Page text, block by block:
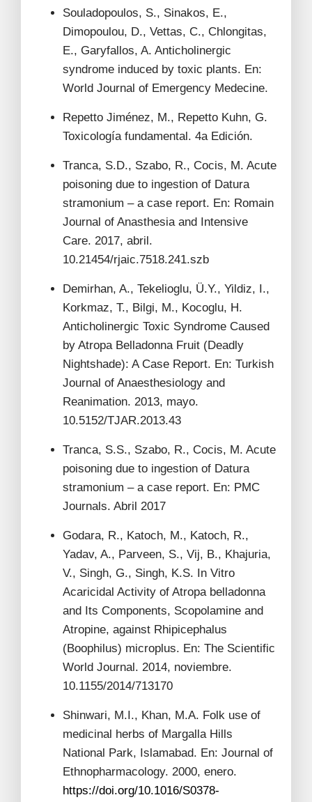
Souladopoulos, S., Sinakos, E.,
Dimopoulou, D., Vettas, C., Chlongitas,
E., Garyfallos, A. Anticholinergic
syndrome induced by toxic plants. En:
World Journal of Emergency Medecine.
Repetto Jiménez, M., Repetto Kuhn, G.
Toxicología fundamental. 4a Edición.
Tranca, S.D., Szabo, R., Cocis, M. Acute
poisoning due to ingestion of Datura
stramonium – a case report. En: Romain
Journal of Anasthesia and Intensive
Care. 2017, abril.
10.21454/rjaic.7518.241.szb
Demirhan, A., Tekelioglu, Ü.Y., Yildiz, I.,
Korkmaz, T., Bilgi, M., Kocoglu, H.
Anticholinergic Toxic Syndrome Caused
by Atropa Belladonna Fruit (Deadly
Nightshade): A Case Report. En: Turkish
Journal of Anaesthesiology and
Reanimation. 2013, mayo.
10.5152/TJAR.2013.43
Tranca, S.S., Szabo, R., Cocis, M. Acute
poisoning due to ingestion of Datura
stramonium – a case report. En: PMC
Journals. Abril 2017
Godara, R., Katoch, M., Katoch, R.,
Yadav, A., Parveen, S., Vij, B., Khajuria,
V., Singh, G., Singh, K.S. In Vitro
Acaricidal Activity of Atropa belladonna
and Its Components, Scopolamine and
Atropine, against Rhipicephalus
(Boophilus) microplus. En: The Scientific
World Journal. 2014, noviembre.
10.1155/2014/713170
Shinwari, M.I., Khan, M.A. Folk use of
medicinal herbs of Margalla Hills
National Park, Islamabad. En: Journal of
Ethnopharmacology. 2000, enero.
https://doi.org/10.1016/S0378-